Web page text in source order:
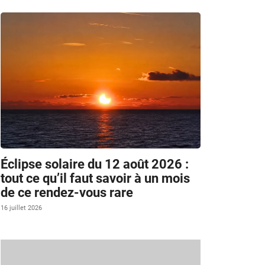
Éclipse solaire du 12 août 2026 :
tout ce qu’il faut savoir à un mois
de ce rendez-vous rare
16 juillet 2026